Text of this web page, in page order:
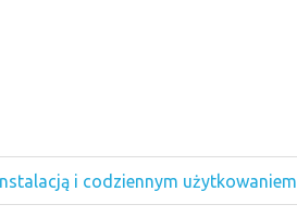
i codziennym użytkowaniem